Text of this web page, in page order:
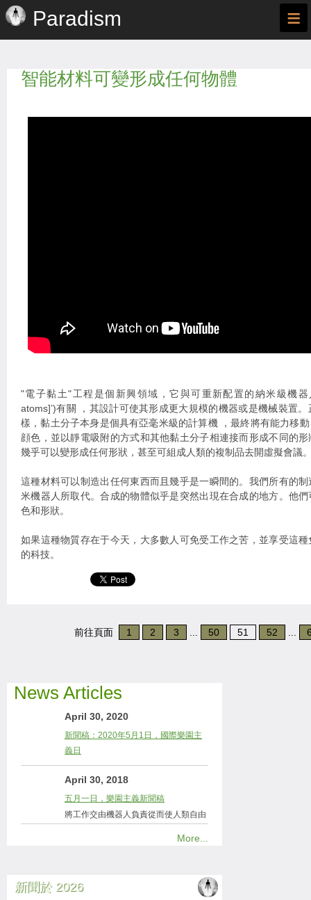
Paradism ≡
智能材料可變形成任何物體
"電子黏土"工程是個新興領域，它與可重新配置的納米級機器
atoms]’)有關 ，其設計可使其形成更大規模的機器或是機械裝置
樣，黏土分子本身是個具有亞毫米級的計算機 ，最終將有能力移
顔色，並以靜電吸附的方式和其他黏土分子相連接而形成不同的
幾乎可以變形成任何形狀，甚至可組成人類的複制品去開虛擬會議
這種材料可以制造出任何東西而且幾乎是一瞬間的。我們所有的
米機器人所取代。合成的物體似乎是突然出現在合成的地方。他
色和形狀。
如果這種物質存在于今天，大多數人可免受工作之苦，並享受這
的科技。
前往頁面 1 2 3 50 51 52
News Articles
April 30, 2020
新聞稿：2020年5月1日，國際樂園主
義日
April 30, 2018
五月一日，樂園主義新聞稿
將工作交由機器人負責從而使人類自由
More...
新聞於 2026